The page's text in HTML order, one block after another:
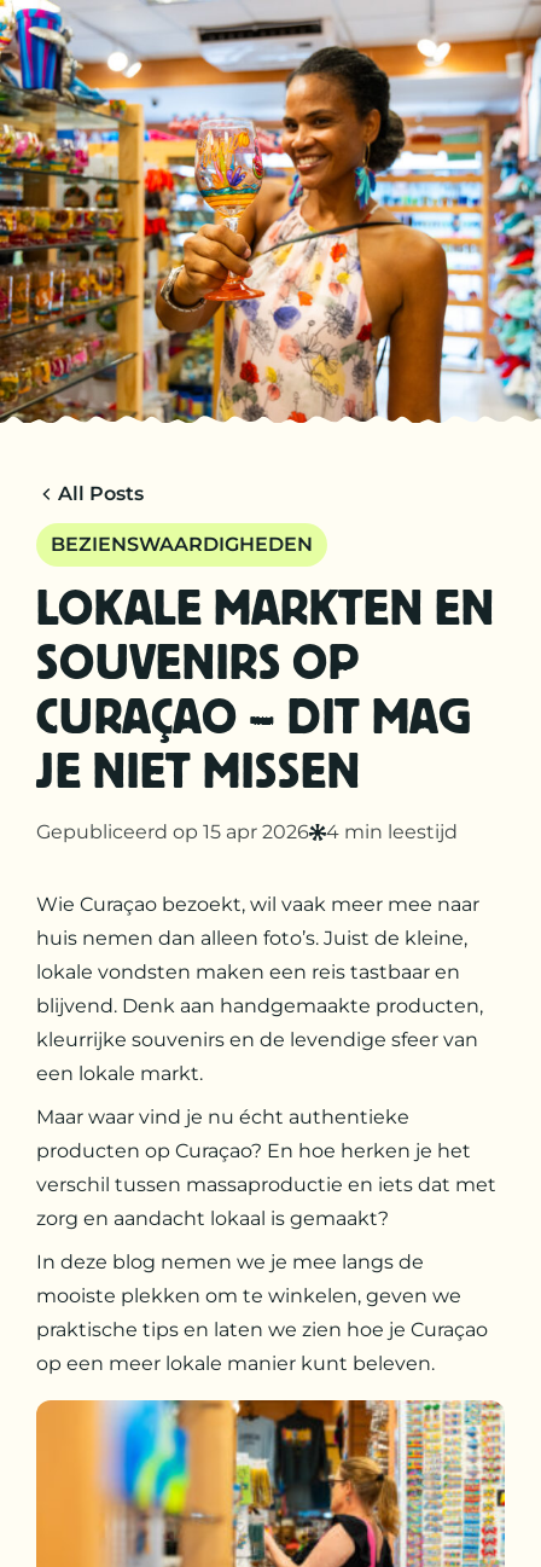
NL
TRIPS
CHARTERS
OVER ONS
TIPS
CONTACT
All Posts
BEZIENSWAARDIGHEDEN
LOKALE MARKTEN EN
SOUVENIRS OP
CURAÇAO – DIT MAG
JE NIET MISSEN
Gepubliceerd op 15 apr 2026 4 min leestijd
Wie Curaçao bezoekt, wil vaak meer mee naar
huis nemen dan alleen foto’s. Juist de kleine,
lokale vondsten maken een reis tastbaar en
blijvend. Denk aan handgemaakte producten,
kleurrijke souvenirs en de levendige sfeer van
een lokale markt.
Maar waar vind je nu écht authentieke
producten op Curaçao? En hoe herken je het
verschil tussen massaproductie en iets dat met
zorg en aandacht lokaal is gemaakt?
In deze blog nemen we je mee langs de
mooiste plekken om te winkelen, geven we
praktische tips en laten we zien hoe je Curaçao
op een meer lokale manier kunt beleven.